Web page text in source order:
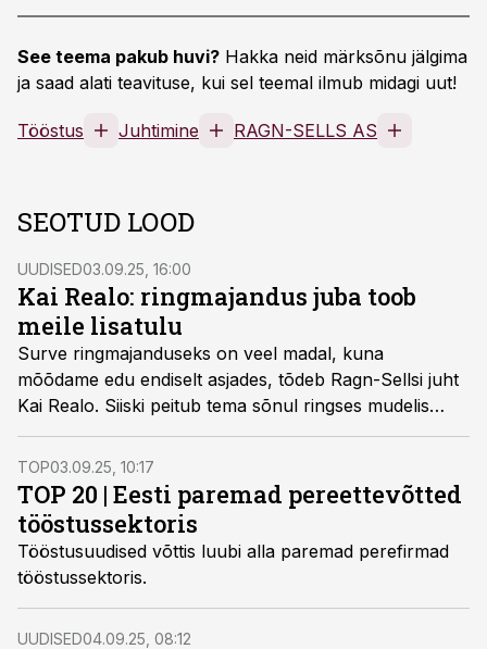
See teema pakub huvi? Hakka neid märksõnu jälgima
ja saad alati teavituse, kui sel teemal ilmub midagi uut!
Tööstus Juhtimine RAGN-SELLS AS
SEOTUD LOOD
UUDISED03.09.25, 16:00
Kai Realo: ringmajandus juba toob
meile lisatulu
Surve ringmajanduseks on veel madal, kuna
mõõdame edu endiselt asjades, tõdeb Ragn-Sellsi juht
Kai Realo. Siiski peitub tema sõnul ringses mudelis
lisatulu, mis tõuseb eriti esile majandusraskustes.
TOP03.09.25, 10:17
TOP 20 | Eesti paremad pereettevõtted
tööstussektoris
Tööstusuudised võttis luubi alla paremad perefirmad
tööstussektoris.
UUDISED04.09.25, 08:12